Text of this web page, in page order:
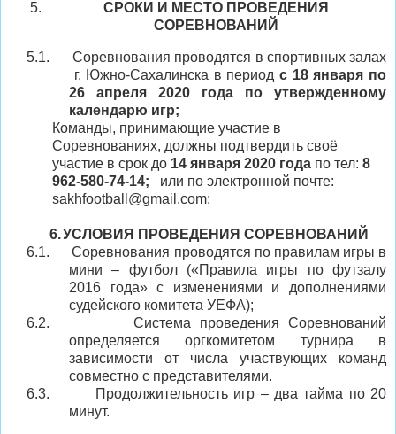
СРОКИ И МЕСТО ПРОВЕДЕНИЯ
СОРЕВНОВАНИЙ
5.1. Соревнования проводятся в спортивныхзалах
г. Южно-Сахалинска в периодс 18 января по
26апреля 2020 годапо утвержденному
календарю игр;
Команды, принимающие участие в
Соревнованиях, должны подтвердить своё
участие в срок до 14 января 2020 года по тел: 8
962-580-74-14;
или по электронной почте:
sakhfootball@gmail.com;
6.УСЛОВИЯ ПРОВЕДЕНИЯ СОРЕВНОВАНИЙ
6.1.
Соревнования проводятся по правилам игры в
мини – футбол («Правила игры по футзалу
2016года» с изменениями и дополнениями
судейского комитета УЕФА);
6.2.
Система проведения Соревнований
определяется оргкомитетом турнира в
зависимости от числа участвующих команд
совместно с представителями.
6.3.
Продолжительность игр – два тайма по 20
минут.